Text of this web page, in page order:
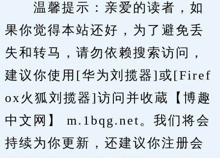
温馨提示：亲爱的读者，如
果你觉得本站还好，为了避免丢
失和转马，请勿依赖搜索访问，
建议你使用[华为刘揽器]或[Firef
ox火狐刘揽器]访问并收蔵【博趣
中文网】 m.1bqg.net。我们将会
持续为你更新，还建议你注册会